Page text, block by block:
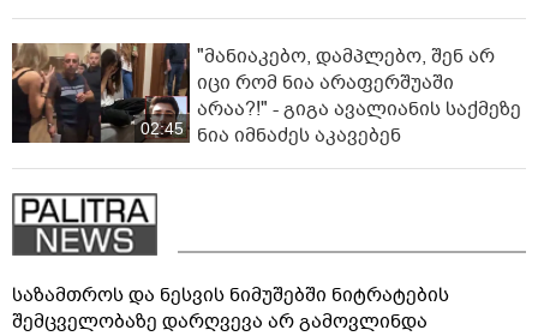
02:45
"მანიაკებო, დამპლებო, შენ არ
იცი რომ ნია არაფერშუაში
არაა?!" - გიგა ავალიანის საქმეზე
ნია იმნაძეს აკავებენ
საზამთროს და ნესვის ნიმუშებში ნიტრატების
შემცველობაზე დარღვევა არ გამოვლინდა